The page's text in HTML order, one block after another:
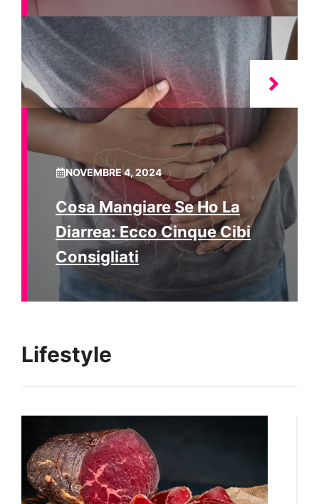
NOVEMBRE 4, 2024
Cosa Mangiare Se Ho La
Diarrea: Ecco Cinque Cibi
Consigliati
Lifestyle